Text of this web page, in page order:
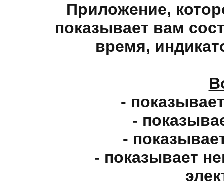
Приложение,
показывает вам
время,
-
-
-
- показывает